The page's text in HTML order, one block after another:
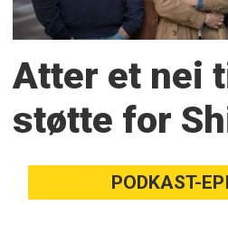
Atter et nei
støtte for
PODKAST-